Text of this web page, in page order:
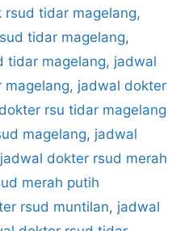
tidar magelang,
tidar magelang,
tidar magelang, jadwal
, jadwal dokter
rsu tidar magelang
magelang, jadwal
jadwal dokter rsud merah
merah putih
rsud muntilan, jadwal